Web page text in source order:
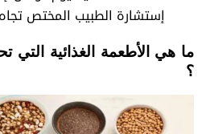
إستشارة الطبيب المختص
ما هي الأطعمة الغذائية التي
؟